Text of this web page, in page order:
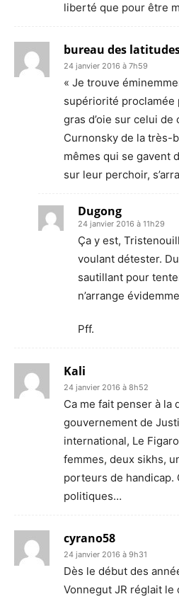
liberté que pour être
bureau des
24 janvier 2016 à 7h59
« Je trouve
supériorité proclamée
gras d’oie sur celui de
Curnonsky de la très-
mêmes qui se gavent
sur leur perchoir,
Dugong
24 janvier 2016 à 11h29
Ça y est,
voulant détester.
sautillant pour
n’arrange
Pff.
Kali
24 janvier 2016 à 8h52
Ca me fait penser à la
gouvernement de
international, Le
femmes, deux sikhs,
porteurs de handicap.
politiques…
cyrano58
24 janvier 2016 à 9h31
Dès le début des
Vonnegut JR réglait